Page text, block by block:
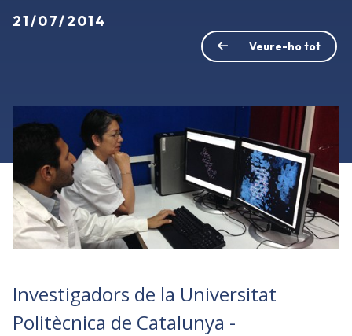
21/07/2014
Veure-ho tot
Investigadors de la Universitat
Politècnica de Catalunya -